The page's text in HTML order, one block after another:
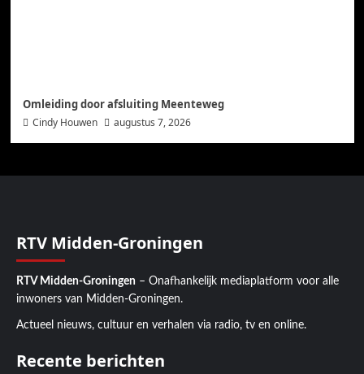
Omleiding door afsluiting Meenteweg
Cindy Houwen augustus 7, 2026
RTV Midden-Groningen
RTV Midden-Groningen – Onafhankelijk mediaplatform voor alle
inwoners van Midden-Groningen.
Actueel nieuws, cultuur en verhalen via radio, tv en online.
Recente berichten